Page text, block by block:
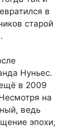
в
старой
Нуньес.
в 2009
на
ведь
эпохи,